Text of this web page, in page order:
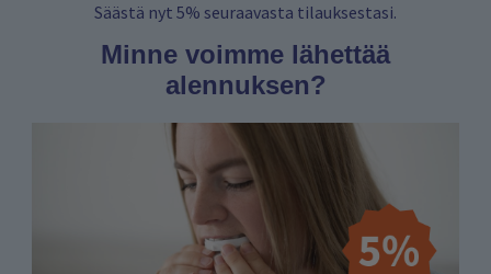
Säästä nyt 5% seuraavasta tilauksestasi.
Minne voimme lähettää
alennuksen?